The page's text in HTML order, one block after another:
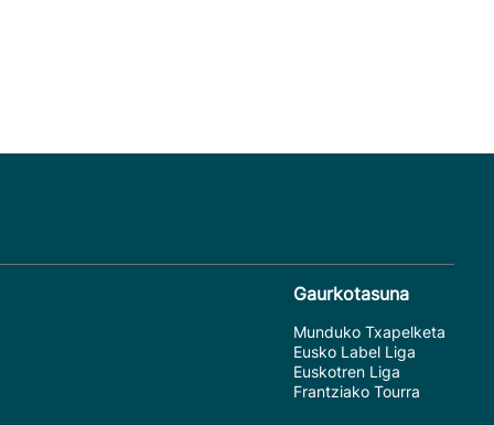
Gaurkotasuna
Munduko Txapelketa
Eusko Label Liga
Euskotren Liga
Frantziako Tourra